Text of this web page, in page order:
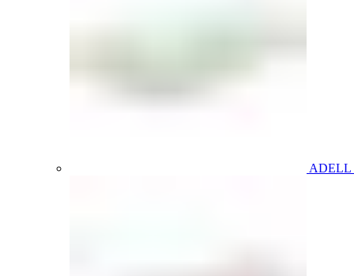
ADELL